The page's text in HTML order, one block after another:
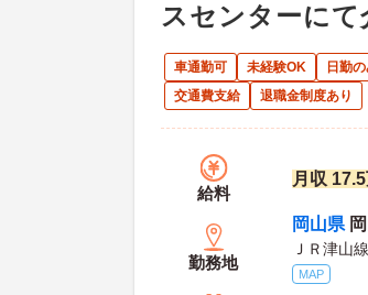
スセンターにて
車通勤可 未経験OK 日勤
交通費支給
退職金制度あり
給料
月収
勤務地
岡山県
ＪＲ津山
MAP